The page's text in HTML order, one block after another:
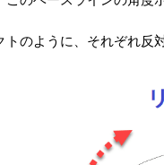
のように、それぞれ反